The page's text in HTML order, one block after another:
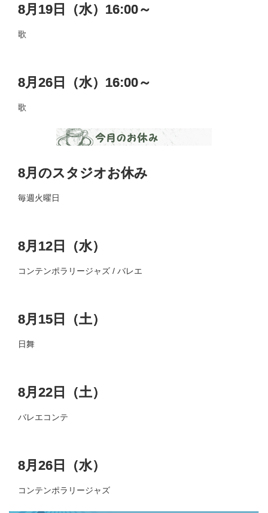
8月19日（水）16:00～
歌
8月26日（水）16:00～
歌
8月のスタジオお休み
毎週火曜日
8月12日（水）
コンテンポラリージャズ / バレエ
8月15日（土）
日舞
8月22日（土）
バレエコンテ
8月26日（水）
コンテンポラリージャズ